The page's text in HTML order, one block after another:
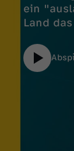
ein
Land